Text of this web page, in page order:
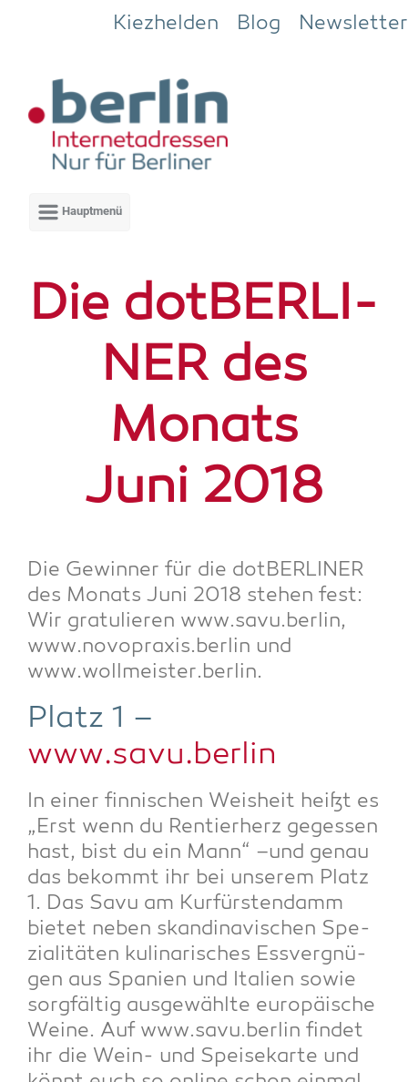
Zum Hauptinhalt springen
Kiezhelden Blog Newsletter
Die dot­BER­LI­
NER des
Monats
Juni 2018
Die Gewin­ner für die dot­BER­LI­NER
des Monats Juni 2018 ste­hen fest:
Wir gra­tu­lie­ren www.savu.berlin,
www.novopraxis.berlin und
www.wollmeister.berlin.
Platz 1 –
www.savu.berlin
In einer fin­ni­schen Weis­heit heißt es
„Erst wenn du Ren­tier­herz geges­sen
hast, bist du ein Mann“ –und genau
das bekommt ihr bei unse­rem Platz
1. Das Savu am Kur­fürs­ten­damm
bie­tet neben skan­di­na­vi­schen Spe­
zia­li­tä­ten kuli­na­ri­sches Ess­ver­gnü­
gen aus Spa­ni­en und Ita­li­en sowie
sorg­fäl­tig aus­ge­wähl­te euro­päi­sche
Wei­ne. Auf www.savu.berlin fin­det
ihr die Wein- und Spei­se­kar­te und